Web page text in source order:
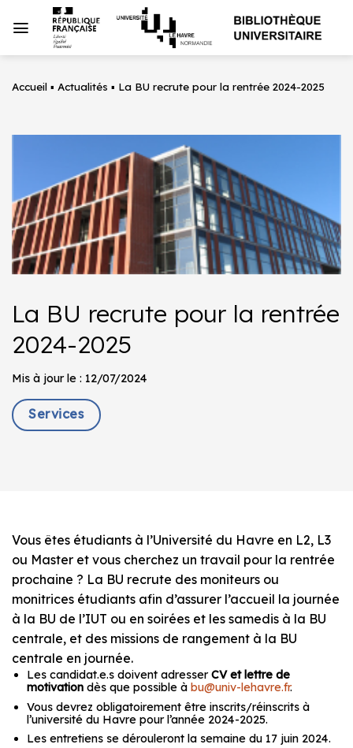
au
Accueil ▪ Actualités ▪ La BU recrute pour la rentrée 2024-2025
La BU recrute pour la rentrée
2024-2025
Mis à jour le : 12/07/2024
Services
Vous êtes étudiants à l’Université du Havre en L2, L3
ou Master et vous cherchez un travail pour la rentrée
prochaine ? La BU recrute des moniteurs ou
monitrices étudiants afin d’assurer l’accueil la journée
à la BU de l’IUT ou en soirées et les samedis à la BU
centrale, et des missions de rangement à la BU
centrale en journée.
Les candidat.e.s doivent adresserCV et lettre de
motivationdès que possible à bu@univ-lehavre.fr.
Vous devrez obligatoirement être inscrits/réinscrits à
l’université du Havre pour l’année 2024-2025.
Les entretiens se dérouleront la semaine du 17 juin 2024.